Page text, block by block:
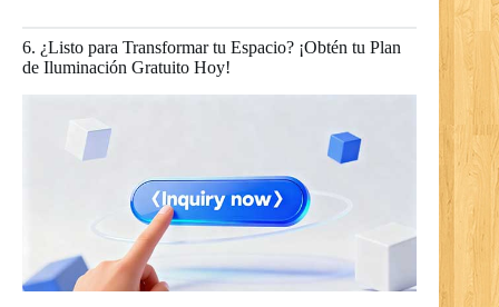
6. ¿Listo para Transformar tu Espacio? ¡Obtén tu Plan
de Iluminación Gratuito Hoy!